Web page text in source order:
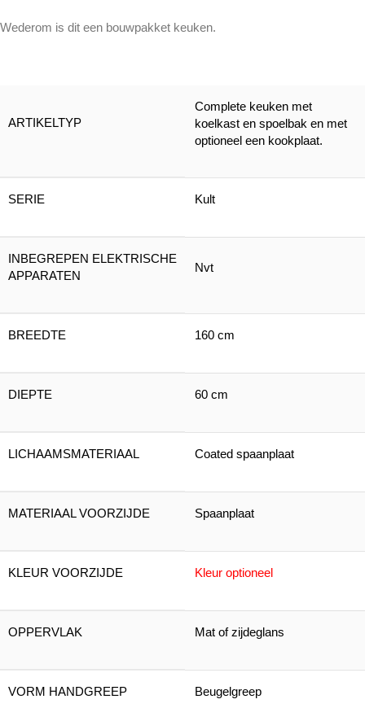
Wederom is dit een bouwpakket keuken.
ARTIKELTYP
Complete keuken met
koelkast en spoelbak en met
optioneel een kookplaat.
SERIE Kult
INBEGREPEN ELEKTRISCHE
APPARATEN
Nvt
BREEDTE 160 cm
DIEPTE 60 cm
LICHAAMSMATERIAAL Coated spaanplaat
MATERIAAL VOORZIJDE Spaanplaat
KLEUR VOORZIJDE Kleur optioneel
OPPERVLAK Mat of zijdeglans
VORM HANDGREEP Beugelgreep